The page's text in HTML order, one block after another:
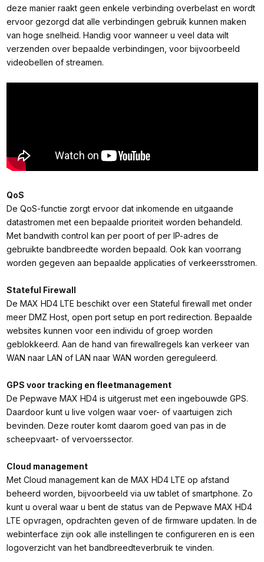
deze manier raakt geen enkele verbinding overbelast en wordt
ervoor gezorgd dat alle verbindingen gebruik kunnen maken
van hoge snelheid. Handig voor wanneer u veel data wilt
verzenden over bepaalde verbindingen, voor bijvoorbeeld
videobellen of streamen.
QoS
De QoS-functie zorgt ervoor dat inkomende en uitgaande
datastromen met een bepaalde prioriteit worden behandeld.
Met bandwith control kan per poort of per IP-adres de
gebruikte bandbreedte worden bepaald. Ook kan voorrang
worden gegeven aan bepaalde applicaties of verkeersstromen.
Stateful Firewall
De MAX HD4 LTE beschikt over een Stateful firewall met onder
meer DMZ Host, open port setup en port redirection. Bepaalde
websites kunnen voor een individu of groep worden
geblokkeerd. Aan de hand van firewallregels kan verkeer van
WAN naar LAN of LAN naar WAN worden gereguleerd.
GPS voor tracking en fleetmanagement
De Pepwave MAX HD4 is uitgerust met een ingebouwde GPS.
Daardoor kunt u live volgen waar voer- of vaartuigen zich
bevinden. Deze router komt daarom goed van pas in de
scheepvaart- of vervoerssector.
Cloud management
Met Cloud management kan de MAX HD4 LTE op afstand
beheerd worden, bijvoorbeeld via uw tablet of smartphone. Zo
kunt u overal waar u bent de status van de Pepwave MAX HD4
LTE opvragen, opdrachten geven of de firmware updaten. In de
webinterface zijn ook alle instellingen te configureren en is een
logoverzicht van het bandbreedteverbruik te vinden.